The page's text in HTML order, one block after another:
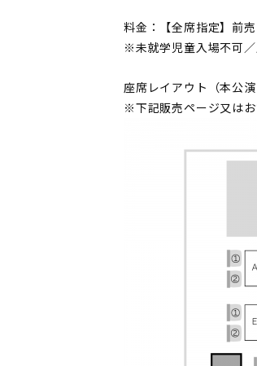
料金：【全席指定】前
※未就学児童入場不可
座席レイアウト（本公
※下記販売ページ又はお